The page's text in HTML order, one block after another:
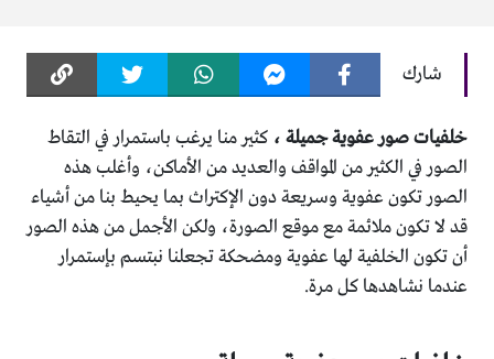
شارك
خلفيات صور عفوية جميلة ، كثير منا يرغب باستمرار في التقاط
الصور في الكثير من المواقف والعديد من الأماكن، وأغلب هذه
الصور تكون عفوية وسريعة دون الإكتراث بما يحيط بنا من أشياء
قد لا تكون ملائمة مع موقع الصورة، ولكن الأجمل من هذه الصور
أن تكون الخلفية لها عفوية ومضحكة تجعلنا نبتسم بإستمرار
عندما نشاهدها كل مرة.